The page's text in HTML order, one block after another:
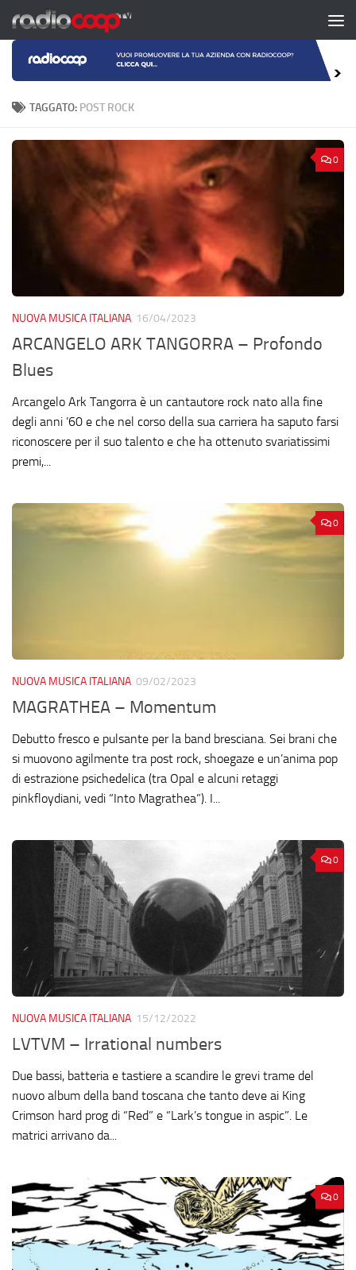
Salta al contenuto
TAGGATO: POST ROCK
0
NUOVA MUSICA ITALIANA 16/04/2023
ARCANGELO ARK TANGORRA – Profondo
Blues
Arcangelo Ark Tangorra è un cantautore rock nato alla fine
degli anni ’60 e che nel corso della sua carriera ha saputo farsi
riconoscere per il suo talento e che ha ottenuto svariatissimi
premi,...
0
NUOVA MUSICA ITALIANA 09/02/2023
MAGRATHEA – Momentum
Debutto fresco e pulsante per la band bresciana. Sei brani che
si muovono agilmente tra post rock, shoegaze e un’anima pop
di estrazione psichedelica (tra Opal e alcuni retaggi
pinkfloydiani, vedi “Into Magrathea”). I...
0
NUOVA MUSICA ITALIANA 15/12/2022
LVTVM – Irrational numbers
Due bassi, batteria e tastiere a scandire le grevi trame del
nuovo album della band toscana che tanto deve ai King
Crimson hard prog di “Red” e “Lark’s tongue in aspic”. Le
matrici arrivano da...
0